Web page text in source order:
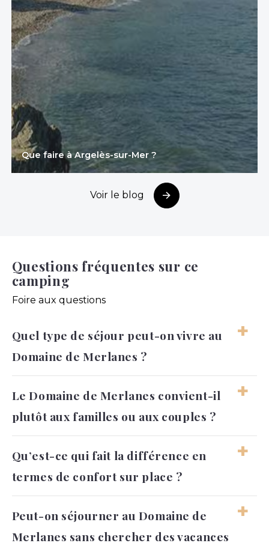
Que faire à Argelès-sur-Mer ?
Voir le blog
Questions fréquentes sur ce
camping
Foire aux questions
Quel type de séjour peut-on vivre au
Domaine de Merlanes ?
confortables et tournées vers la nature. Le
domaine permet de profiter du plein air sans
Le Domaine de Merlanes convient-il
plutôt aux familles ou aux couples ?
familles apprécient les activités et les espaces
extérieurs, tandis que les couples peuvent
Qu’est-ce qui fait la différence en
termes de confort sur place ?
hébergements de qualité, services pratiques
et environnement soigné. L’ensemble donne
Peut-on séjourner au Domaine de
Merlanes sans chercher des vacances